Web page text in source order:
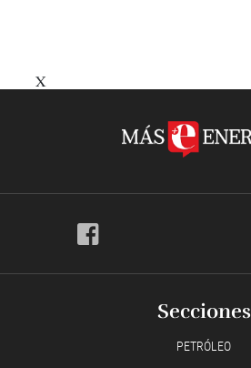
X
Secciones
PETRÓLEO